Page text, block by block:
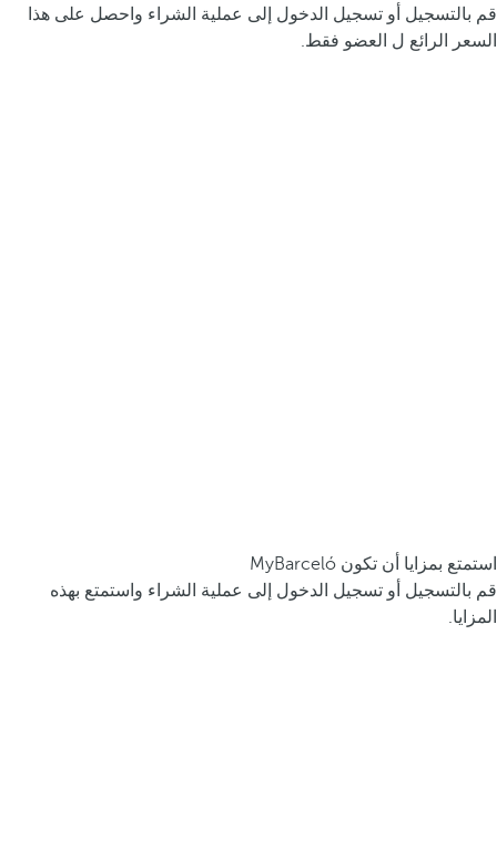
قم بالتسجيل أو تسجيل الدخول إلى عملية الشراء واحصل على هذا
السعر الرائع ل العضو فقط.
استمتع بمزايا أن تكون MyBarceló
قم بالتسجيل أو تسجيل الدخول إلى عملية الشراء واستمتع بهذه
المزايا.